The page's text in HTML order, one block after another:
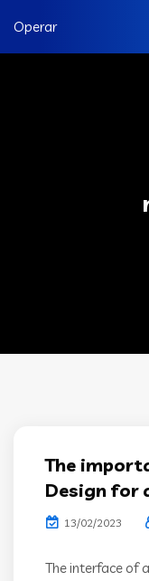
Operar
The
Design for
13/02/2023
The interface of